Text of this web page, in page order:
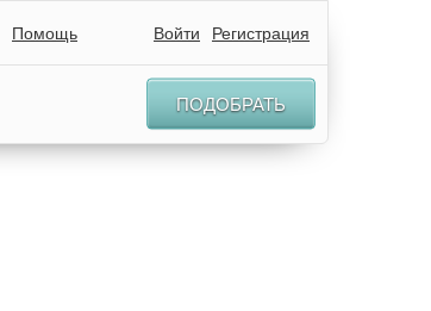
Помощь Войти Регистрация
ПОДОБРАТЬ